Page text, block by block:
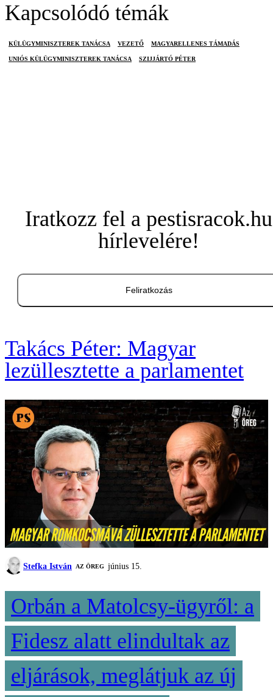
Kapcsolódó témák
KÜLÜGYMINISZTEREK TANÁCSA VEZETŐ MAGYARELLENES TÁMADÁS
UNIÓS KÜLÜGYMINISZTEREK TANÁCSA SZIJJÁRTÓ PÉTER
Iratkozz fel a pestisracok.hu
hírlevelére!
Feliratkozás
Takács Péter: Magyar
lezüllesztette a parlamentet
Stefka István AZ ÖREG június 15.
Orbán a Matolcsy-ügyről: a
Fidesz alatt elindultak az
eljárások, meglátjuk az új